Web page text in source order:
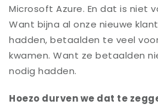
Microsoft Azure. En dat is niet
Want bijna al onze nieuwe
hadden, betaalden te veel
kwamen. Want ze betaalden
nodig hadden.
Hoezo durven we dat te